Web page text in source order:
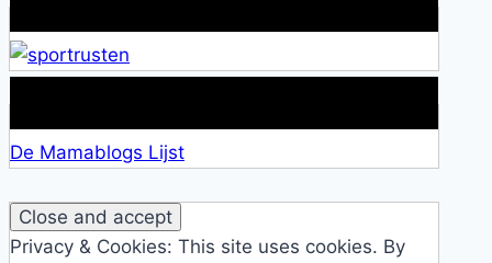
De Mamablogs Lijst
Privacy & Cookies: This site uses cookies. By